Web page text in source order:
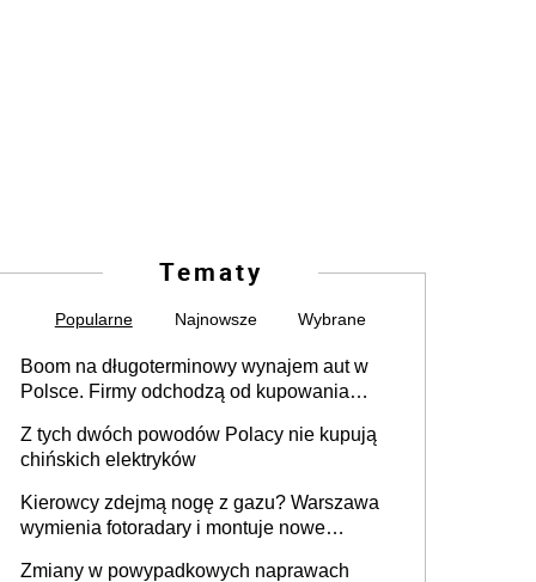
Tematy
Popularne Najnowsze Wybrane
Boom na długoterminowy wynajem aut w
Polsce. Firmy odchodzą od kupowania
Z tych dwóch powodów Polacy nie kupują
chińskich elektryków
Kierowcy zdejmą nogę z gazu? Warszawa
wymienia fotoradary i montuje nowe
Zmiany w powypadkowych naprawach